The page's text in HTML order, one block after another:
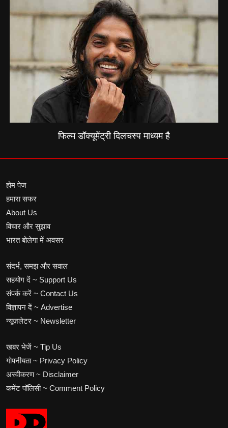
फिल्म डॉक्यूमेंट्री दिलचस्प माध्यम है
होम पेज
हमारा सफर
About Us
विचार और सुझाव
भारत बोलेगा में अवसर
संदर्भ, समझ और सवाल
सहयोग दें ~ Support Us
संपर्क करें ~ Contact Us
विज्ञापन दें ~ Advertise
न्यूज़लेटर ~ Newsletter
खबर भेजें ~ Tip Us
गोपनीयता ~ Privacy Policy
अस्वीकरण ~ Disclaimer
कमेंट पॉलिसी ~ Comment Policy